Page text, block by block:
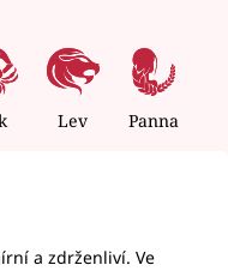
Lev Panna
a zdrženliví. Ve